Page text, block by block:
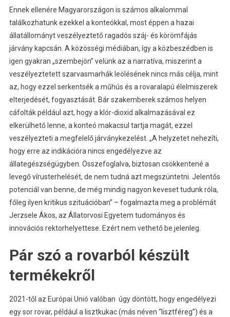
Ennek ellenére Magyarországon is számos alkalommal
találkozhatunk ezekkel a konteókkal, most éppen a hazai
állatállományt veszélyeztető ragadós száj- és körömfájás
járvány kapcsán. A közösségi médiában, így a közbeszédben is
igen gyakran „szembejön” velünk az a narratíva, miszerint a
veszélyeztetett szarvasmarhák leölésének nincs más célja, mint
az, hogy ezzel serkentsék a műhús és a rovaralapú élelmiszerek
elterjedését, fogyasztását. Bár szakemberek számos helyen
cáfolták például azt, hogy a klór-dioxid alkalmazásával ez
elkerülhető lenne, a konteó makacsul tartja magát, ezzel
veszélyezteti a megfelelő járványkezelést. „A helyzetet nehezíti,
hogy erre az indikációra nincs engedélyezve az
állategészségügyben. Összefoglalva, biztosan csökkentené a
levegő vírusterhelését, de nem tudná azt megszüntetni. Jelentős
potenciál van benne, de még mindig nagyon keveset tudunk róla,
főleg ilyen kritikus szituációban” – fogalmazta meg a problémát
Jerzsele Ákos, az Állatorvosi Egyetem tudományos és
innovációs rektorhelyettese. Ezért nem vethető be jelenleg.
Pár szó a rovarból készült
termékekről
2021-től az Európai Unió valóban úgy döntött, hogy engedélyezi
egy sor rovar, például a lisztkukac (más néven “lisztféreg”) és a